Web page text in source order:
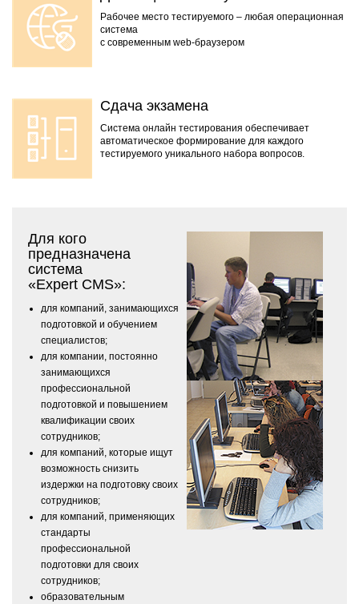
Рабочее место тестируемого – любая операционная
система
с современным web-браузером
Сдача экзамена
Система онлайн тестирования обеспечивает
автоматическое формирование для каждого
тестируемого уникального набора вопросов.
Для кого
предназначена
система
«Expert CMS»:
для компаний, занимающихся
подготовкой и обучением
специалистов;
для компании, постоянно
занимающихся
профессиональной
подготовкой и повышением
квалификации своих
сотрудников;
для компаний, которые ищут
возможность снизить
издержки на подготовку своих
сотрудников;
для компаний, применяющих
стандарты
профессиональной
подготовки для своих
сотрудников;
образовательным